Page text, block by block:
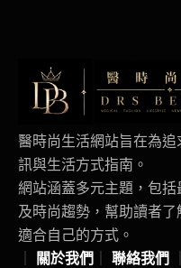
醫時尚生活網站旨在為
訊與生活方式指南。
網站涵蓋多元主題，包
及時尚趨勢，幫助讀者
適合自己的方式。
關於我們 聯絡我們